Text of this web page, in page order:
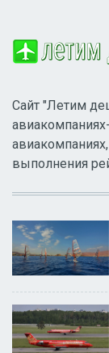
Сайт "Летим
выполнения